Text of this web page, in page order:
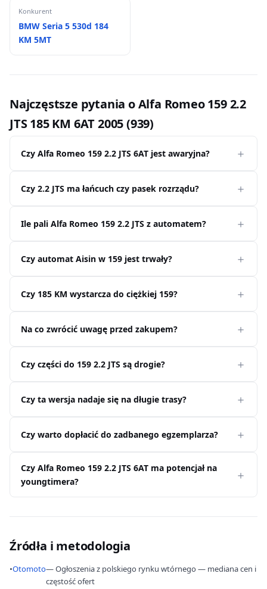
Konkurent
BMW Seria 5 530d 184
KM 5MT
Najczęstsze pytania o Alfa Romeo 159 2.2
JTS 185 KM 6AT 2005 (939)
Czy Alfa Romeo 159 2.2 JTS 6AT jest awaryjna?
Czy 2.2 JTS ma łańcuch czy pasek rozrządu?
Ile pali Alfa Romeo 159 2.2 JTS z automatem?
Czy automat Aisin w 159 jest trwały?
Czy 185 KM wystarcza do ciężkiej 159?
Na co zwrócić uwagę przed zakupem?
Czy części do 159 2.2 JTS są drogie?
Czy ta wersja nadaje się na długie trasy?
Czy warto dopłacić do zadbanego egzemplarza?
Czy Alfa Romeo 159 2.2 JTS 6AT ma potencjał na
youngtimera?
Źródła i metodologia
•Otomoto— Ogłoszenia z polskiego rynku wtórnego — mediana cen i
częstość ofert